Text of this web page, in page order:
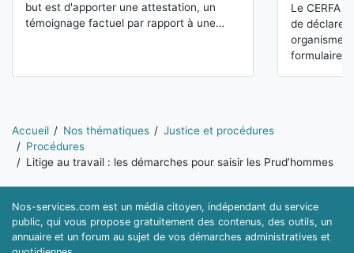
but est d'apporter une attestation, un
témoignage factuel par rapport à une…
Le CERFA
de déclarer
organismes
formulaire…
Vous êtes ici:
Accueil Nos thématiques
Justice et procédures
Procédures
Litige au travail : les démarches pour saisir les Prud’hommes
Nos-services.com est un média citoyen, indépendant du service
public, qui vous propose gratuitement des contenus, des outils, un
annuaire et un forum au sujet de vos démarches administratives et